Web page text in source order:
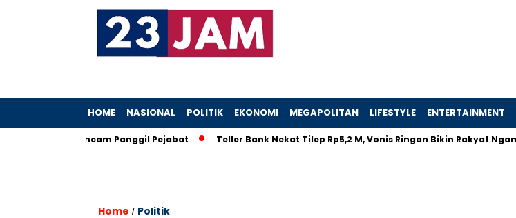
HOME NASIONAL POLITIK EKONOMI MEGAPOLITAN LIFESTYLE ENTERTAINMENT
KPK Ancam Panggil Pejabat Teller Bank Nekat Tilep Rp5,2 M, Vonis Ringan Bikin Rakyat Ngamuk!
Home / Politik